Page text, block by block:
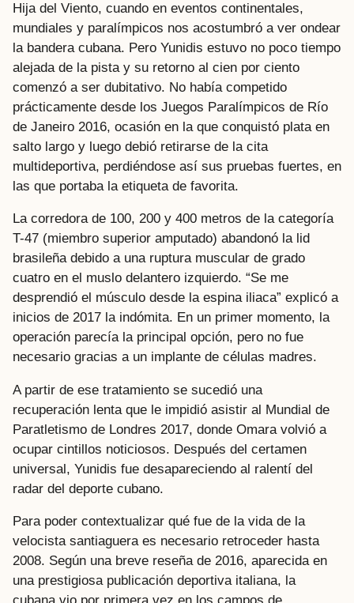
Hija del Viento, cuando en eventos continentales,
mundiales y paralímpicos nos acostumbró a ver ondear
la bandera cubana. Pero Yunidis estuvo no poco tiempo
alejada de la pista y su retorno al cien por ciento
comenzó a ser dubitativo. No había competido
prácticamente desde los Juegos Paralímpicos de Río
de Janeiro 2016, ocasión en la que conquistó plata en
salto largo y luego debió retirarse de la cita
multideportiva, perdiéndose así sus pruebas fuertes, en
las que portaba la etiqueta de favorita.
La corredora de 100, 200 y 400 metros de la categoría
T-47 (miembro superior amputado) abandonó la lid
brasileña debido a una ruptura muscular de grado
cuatro en el muslo delantero izquierdo. “Se me
desprendió el músculo desde la espina iliaca” explicó a
inicios de 2017 la indómita. En un primer momento, la
operación parecía la principal opción, pero no fue
necesario gracias a un implante de células madres.
A partir de ese tratamiento se sucedió una
recuperación lenta que le impidió asistir al Mundial de
Paratletismo de Londres 2017, donde Omara volvió a
ocupar cintillos noticiosos. Después del certamen
universal, Yunidis fue desapareciendo al ralentí del
radar del deporte cubano.
Para poder contextualizar qué fue de la vida de la
velocista santiaguera es necesario retroceder hasta
2008. Según una breve reseña de 2016, aparecida en
una prestigiosa publicación deportiva italiana, la